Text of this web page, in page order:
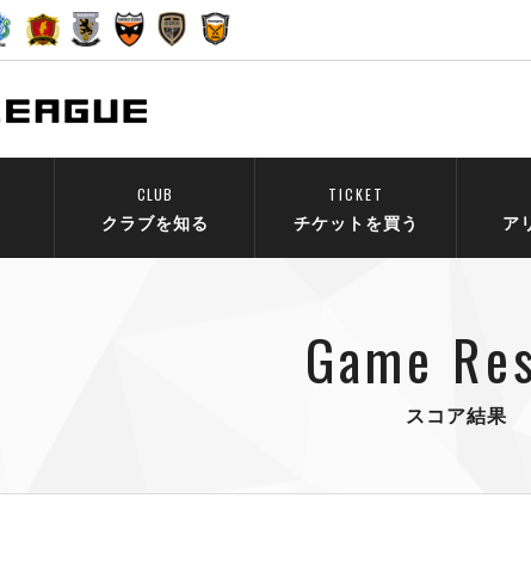
CLUB
クラブを知る
TICKET
チケットを買う ア
Game
スコア結果